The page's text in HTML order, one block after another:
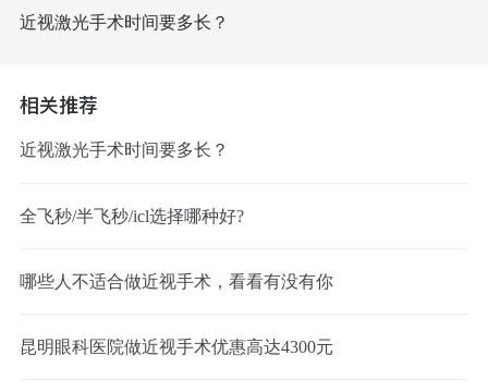
近视激光手术时间要多长？
相关推荐
近视激光手术时间要多长？
全飞秒/半飞秒/icl选择哪种好?
哪些人不适合做近视手术，看看有没有你
昆明眼科医院做近视手术优惠高达4300元